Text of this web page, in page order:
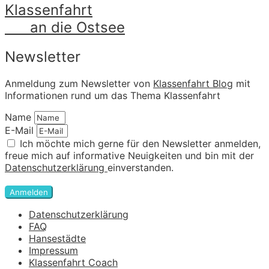
Klassenfahrt
an die Ostsee
Newsletter
Anmeldung zum Newsletter von Klassenfahrt Blog mit
Informationen rund um das Thema Klassenfahrt
Name
E-Mail
Ich möchte mich gerne für den Newsletter anmelden,
freue mich auf informative Neuigkeiten und bin mit der
Datenschutzerklärung einverstanden.
Anmelden
Datenschutzerklärung
FAQ
Hansestädte
Impressum
Klassenfahrt Coach